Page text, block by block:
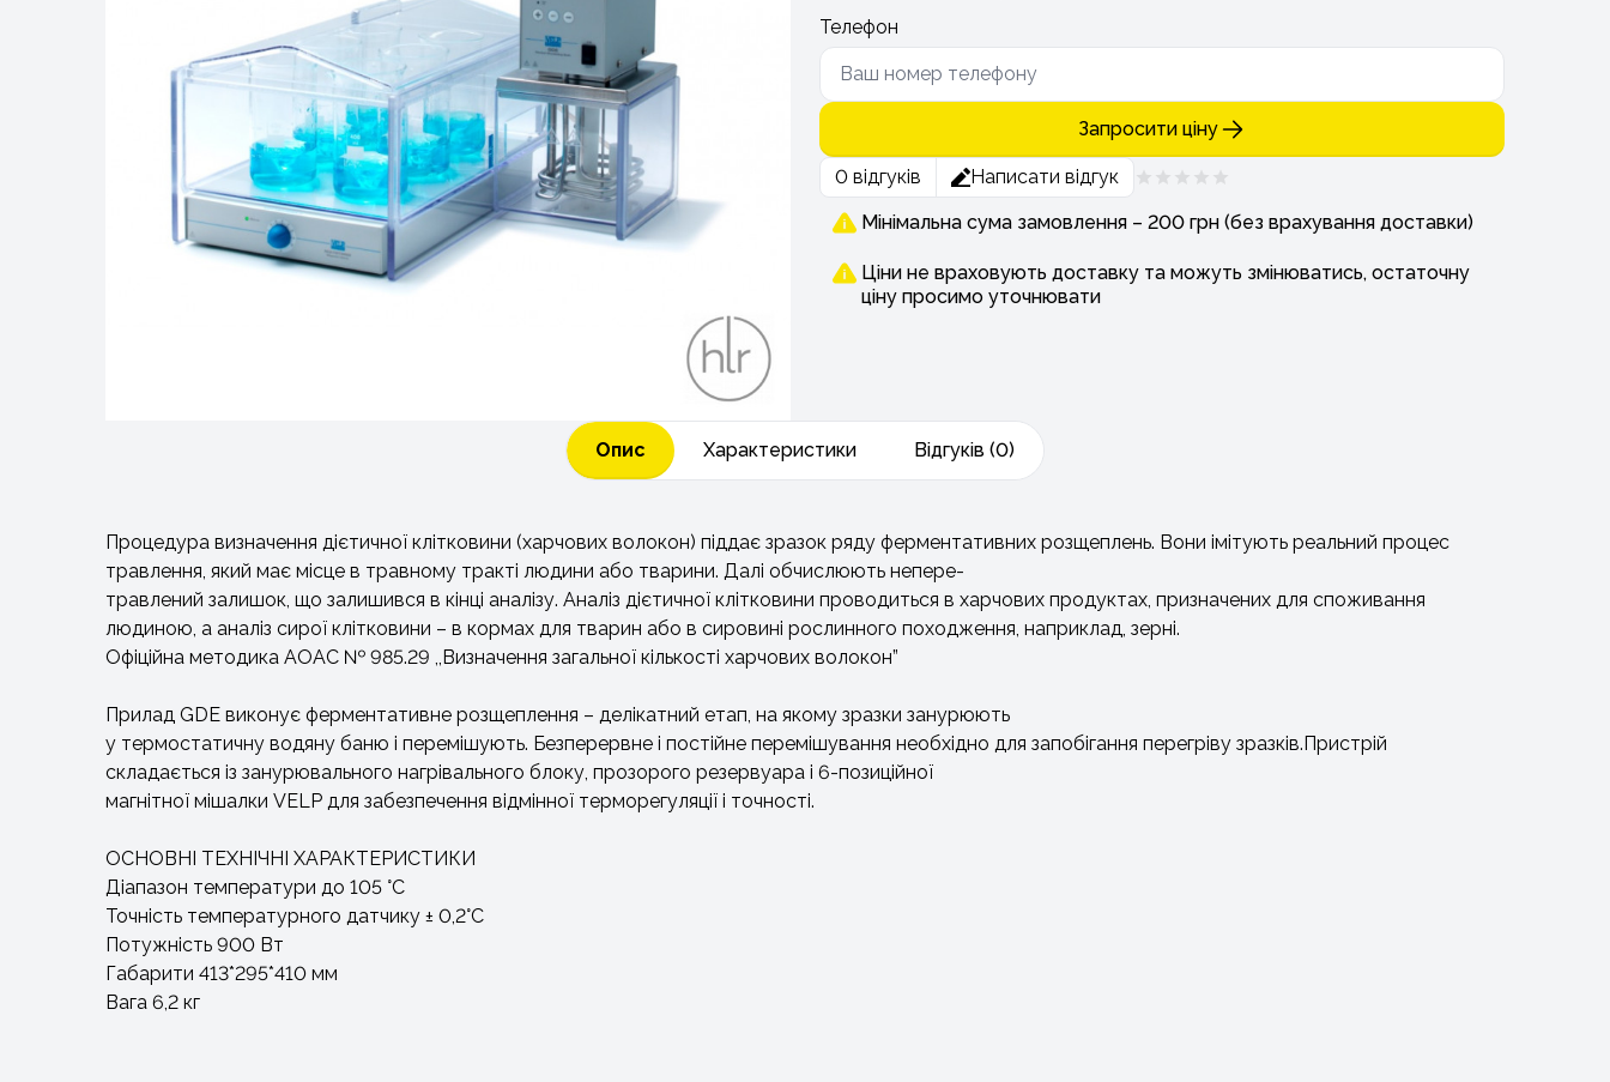
Телефон
Запросити ціну
0 відгуків
Написати відгук
Мінімальна сума замовлення – 200 грн (без врахування доставки)
Ціни не враховують доставку та можуть змінюватись, остаточну
ціну просимо уточнювати
Опис Характеристики Відгуків (0)
Процедура визначення дієтичної клітковини (харчових волокон) піддає зразок ряду ферментативних розщеплень. Вони імітують реальний процес
травлення, який має місце в травному тракті людини або тварини. Далі обчислюють непере-
травлений залишок, що залишився в кінці аналізу. Аналіз дієтичної клітковини проводиться в харчових продуктах, призначених для споживання
людиною, а аналіз сирої клітковини – в кормах для тварин або в сировині рослинного походження, наприклад, зерні.
Офіційна методика AOAC № 985.29 ,,Визначення загальної кількості харчових волокон”
Прилад GDE виконує ферментативне розщеплення – делікатний етап, на якому зразки занурюють
у термостатичну водяну баню і перемішують. Безперервне і постійне перемішування необхідно для запобігання перегріву зразків.Пристрій
складається із занурювального нагрівального блоку, прозорого резервуара і 6-позиційної
магнітної мішалки VELP для забезпечення відмінної терморегуляції і точності.
ОСНОВНІ ТЕХНІЧНІ ХАРАКТЕРИСТИКИ
Діапазон температури до 105 °C
Точність температурного датчику ± 0,2°C
Потужність 900 Вт
Габарити 413*295*410 мм
Вага 6,2 кг